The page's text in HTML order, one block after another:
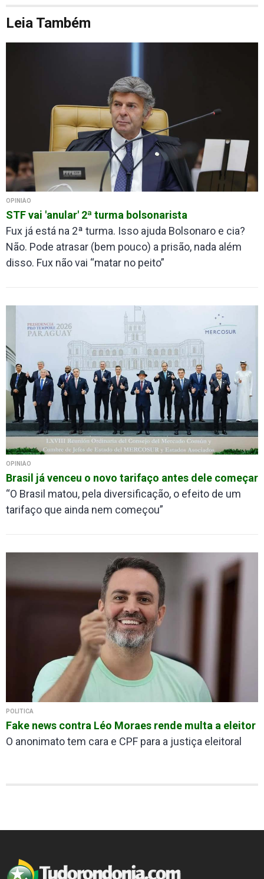
Leia Também
OPINIÃO
STF vai 'anular' 2ª turma bolsonarista
Fux já está na 2ª turma. Isso ajuda Bolsonaro e cia?
Não. Pode atrasar (bem pouco) a prisão, nada além
disso. Fux não vai “matar no peito”
OPINIÃO
Brasil já venceu o novo tarifaço antes dele começar
“O Brasil matou, pela diversificação, o efeito de um
tarifaço que ainda nem começou”
POLÍTICA
Fake news contra Léo Moraes rende multa a eleitor
O anonimato tem cara e CPF para a justiça eleitoral